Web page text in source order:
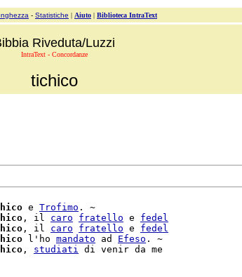
- Statistiche | Aiuto | Biblioteca IntraText
Riveduta/Luzzi
IntraText - Concordanze
tichico
e Trofimo . ~
, il caro fratello e fedel
, il caro fratello e fedel
l'ho mandato ad Efeso . ~
, studiati